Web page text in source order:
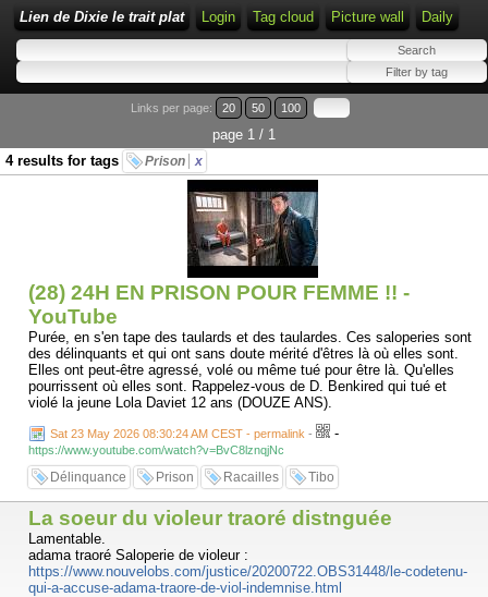
Lien de Dixie le trait plat Login Tag cloud Picture wall Daily
Links per page: 20 50 100
page 1 / 1
4 results for tags
Prison x
(28) 24H EN PRISON POUR FEMME !! -
YouTube
Purée, en s'en tape des taulards et des taulardes. Ces saloperies sont
des délinquants et qui ont sans doute mérité d'êtres là où elles sont.
Elles ont peut-être agressé, volé ou même tué pour être là. Qu'elles
pourrissent où elles sont. Rappelez-vous de D. Benkired qui tué et
violé la jeune Lola Daviet 12 ans (DOUZE ANS).
Sat 23 May 2026 08:30:24 AM CEST - permalink - -
https://www.youtube.com/watch?v=BvC8lznqjNc
Délinquance Prison Racailles Tibo
La soeur du violeur traoré distnguée
Lamentable.
adama traoré Saloperie de violeur :
https://www.nouvelobs.com/justice/20200722.OBS31448/le-codetenu-
qui-a-accuse-adama-traore-de-viol-indemnise.html